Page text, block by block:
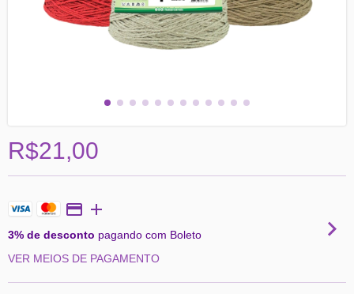
R$21,00
3% de desconto pagando com Boleto
VER MEIOS DE PAGAMENTO